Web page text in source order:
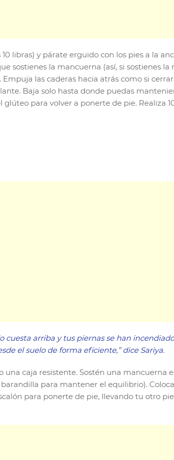
libras) y párate erguido con los pies a la
sostienes la mancuerna (así, si sostienes
las caderas hacia atrás como si
Baja solo hasta donde puedas
para volver a ponerte de pie. Realiza
cuesta arriba y tus piernas se han
el suelo de forma eficiente,” dice Sariya.
caja resistente. Sostén una mancuerna
para mantener el equilibrio).
para ponerte de pie, llevando tu otro